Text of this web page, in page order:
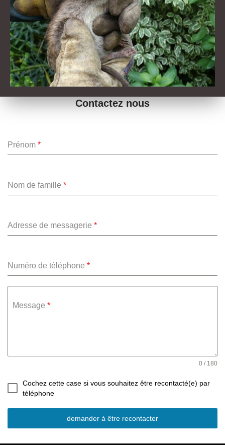
Contactez nous
Prénom *
Nom de famille *
Adresse de messagerie *
Numéro de téléphone *
Message *
0 / 180
Cochez cette case si vous souhaitez être recontacté(e) par
téléphone
demander à être recontacter